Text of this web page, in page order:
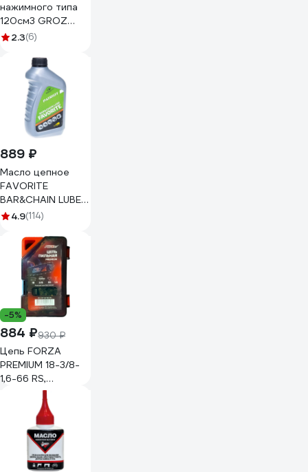
нажимного типа
120см3 GROZ
GR43101 - G7P
2.3(6)
889 ₽
Масло цепное
FAVORITE
BAR&CHAIN LUBE
(0.946 л) PATRIOT
4.9(114)
-5%
884 ₽930 ₽
Цепь FORZA
PREMIUM 18-3/8-
1,6-66 RS,
пластиковый бокс
FZ01.07.11.002
PREMIUM